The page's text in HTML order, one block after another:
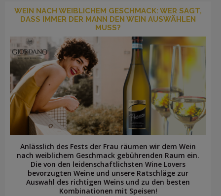
WEIN NACH WEIBLICHEM GESCHMACK: WER SAGT,
DASS IMMER DER MANN DEN WEIN AUSWÄHLEN
MUSS?
Anlässlich des Fests der Frau räumen wir dem Wein
nach weiblichem Geschmack gebührenden Raum ein.
Die von den leidenschaftlichsten Wine Lovers
bevorzugten Weine und unsere Ratschläge zur
Auswahl des richtigen Weins und zu den besten
Kombinationen mit Speisen!